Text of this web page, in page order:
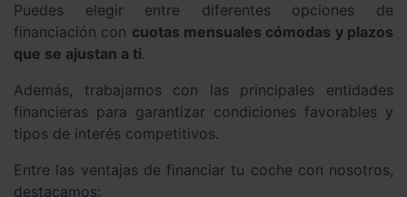
Puedes elegir entre diferentes opciones de
financiación con cuotas mensuales cómodas y plazos
que se ajustan a ti.
Además, trabajamos con las principales entidades
financieras para garantizar condiciones favorables y
tipos de interés competitivos.
Entre las ventajas de financiar tu coche con nosotros,
destacamos: